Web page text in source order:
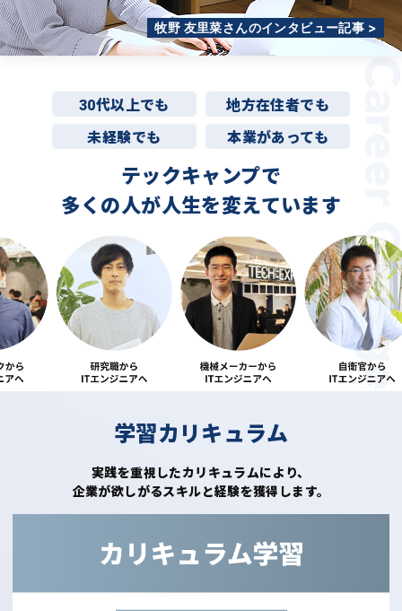
牧野 友里菜さんのインタビュー記事 >
30代以上でも
地方在住者でも
未経験でも
本業があっても
テックキャンプで
多くの人が人生を変えています
学習カリキュラム
実践を重視したカリキュラムにより、
企業が欲しがるスキルと経験を獲得します。